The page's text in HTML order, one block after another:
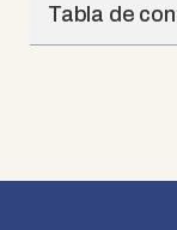
Tabla de